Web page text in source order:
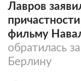
Лавров
фильму
обратилась
Берлину